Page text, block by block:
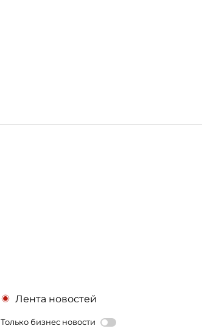
Лента новостей
Только бизнес новости